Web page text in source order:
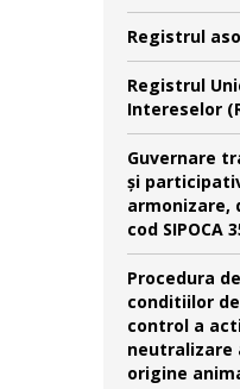
Registrul
Registrul
Intereselor
Guvernare
și
armonizare,
cod SIPOCA
Procedura
conditiilor
control a
neutralizare
origine